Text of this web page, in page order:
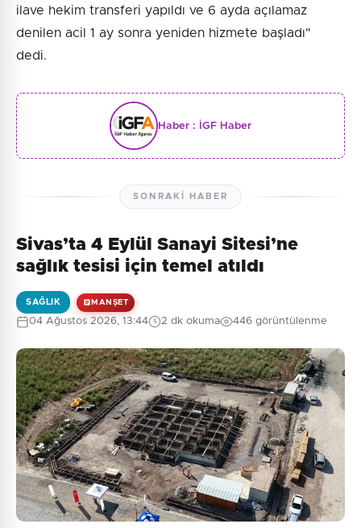
ilave hekim transferi yapıldı ve 6 ayda açılamaz
denilen acil 1 ay sonra yeniden hizmete başladı"
dedi.
Haber : İGF Haber
SONRAKI HABER
Sivas’ta 4 Eylül Sanayi Sitesi’ne
sağlık tesisi için temel atıldı
SAĞLIK MANŞET
04 Ağustos 2026, 13:44 2 dk okuma 446 görüntülenme